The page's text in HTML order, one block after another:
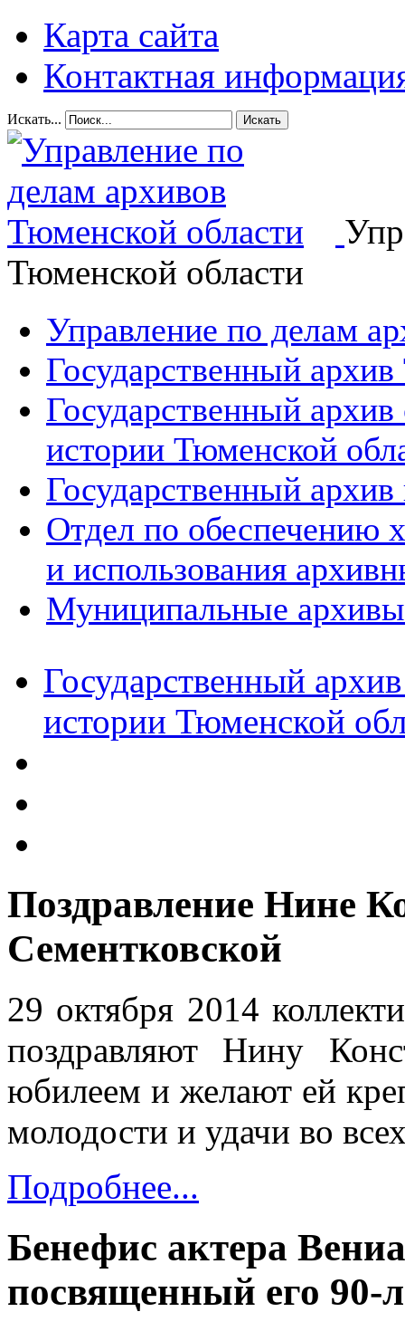
Карта сайта
Контактная
Искать... Искать
Тюменской области
Управление по делам
Государственный
Государственный
истории Тюменской
Государственный архив
Отдел по обеспечению
и использования
Муниципальные архивы
Государственный
истории Тюменской
Поздравление Нине
Сементковской
29 октября 2014
поздравляют Нину
юбилеем и желают ей
молодости и удачи во
Подробнее...
Бенефис актера
посвященный его 90-